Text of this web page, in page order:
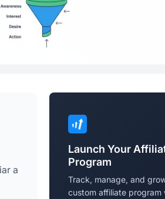
a
Launch Your
Program
Track, manage, and
custom affiliate program